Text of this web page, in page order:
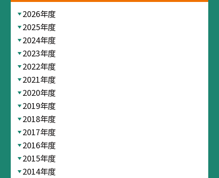
2026年度
2025年度
2024年度
2023年度
2022年度
2021年度
2020年度
2019年度
2018年度
2017年度
2016年度
2015年度
2014年度